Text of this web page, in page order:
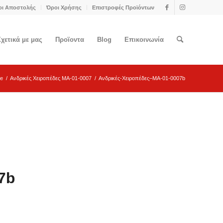
Αποστολής Όροι Χρήσης Επιστροφές Προϊόντων
με μας Προϊοντα Blog Επικοινωνία
/ Ανδρικές Χειροπέδες MA-01-0007 / Ανδρικές-Χειροπέδες–MA-01-0007b